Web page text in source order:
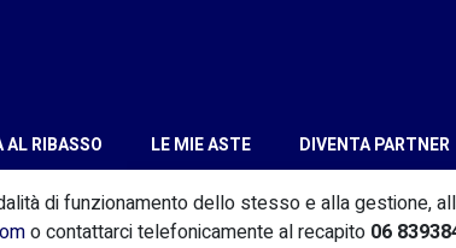
AL RIBASSO LE MIE ASTE DIVENTA PARTNER
di funzionamento dello stesso e alla gestione,
o contattarci telefonicamente al recapito 06